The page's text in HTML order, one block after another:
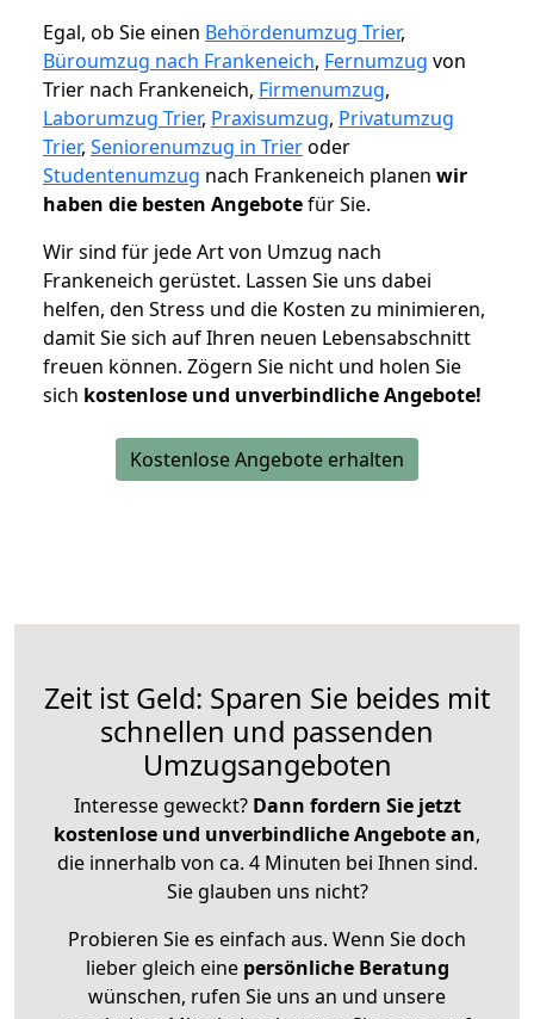
Egal, ob Sie einen Behördenumzug Trier,
Büroumzug nach Frankeneich, Fernumzug von
Trier nach Frankeneich, Firmenumzug,
Laborumzug Trier, Praxisumzug, Privatumzug
Trier, Seniorenumzug in Trieroder
Studentenumzug nach Frankeneich planen wir
haben die besten Angebotefür Sie.
Wir sind für jede Art von Umzug nach
Frankeneich gerüstet. Lassen Sie uns dabei
helfen, den Stress und die Kosten zu minimieren,
damit Sie sich auf Ihren neuen Lebensabschnitt
freuen können. Zögern Sie nicht und holen Sie
sich kostenlose und unverbindliche Angebote!
Kostenlose Angebote erhalten
Zeit ist Geld: Sparen Sie beides mit
schnellen und passenden
Umzugsangeboten
Interesse geweckt? Dann fordern Sie jetzt
kostenlose und unverbindliche Angebote an,
die innerhalb von ca. 4 Minuten bei Ihnen sind.
Sie glauben uns nicht?
Probieren Sie es einfach aus. Wenn Sie doch
lieber gleich eine persönliche Beratung
wünschen, rufen Sie uns an und unsere